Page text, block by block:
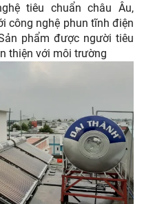
tiêu chuẩn châu Âu,
công nghệ phun tĩnh điện
phẩm được người tiêu
thiện với môi trường